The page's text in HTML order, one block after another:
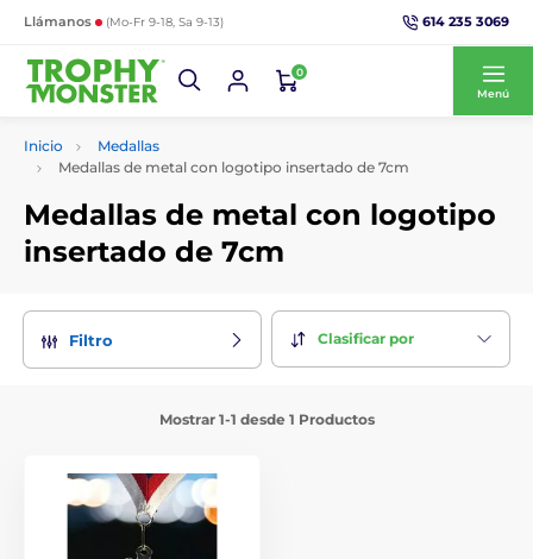
Llámanos (Mo-Fr 9-18, Sa 9-13) 614 235 3069
0
Menú
Inicio
Medallas
Medallas de metal con logotipo insertado de 7cm
Medallas de metal con logotipo
insertado de 7cm
Filtro Clasificar por
Mostrar 1-1 desde 1 Productos